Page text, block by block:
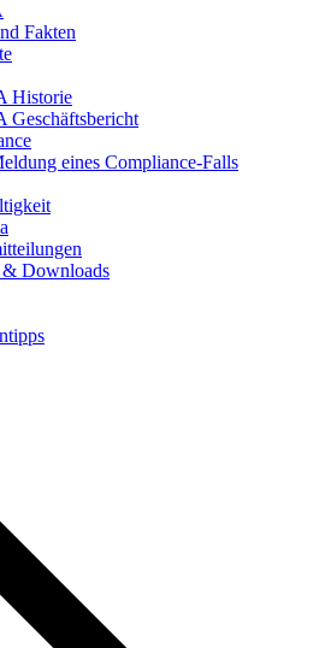
Fakten
Historie
Geschäftsbericht
eines Compliance-Falls
Downloads